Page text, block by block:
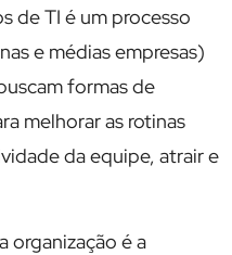
de TI é um processo
e médias empresas)
formas de
melhorar as rotinas
da equipe, atrair e
organização é a